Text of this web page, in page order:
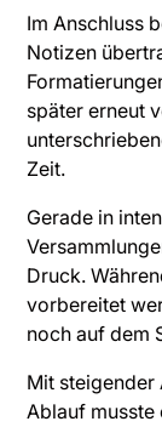
Im Anschluss
Notizen
später erneut
Zeit.
Gerade in
Druck.
vorbereitet
noch auf dem
Mit steigender
Ablauf